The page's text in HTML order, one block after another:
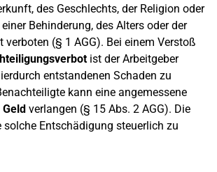
des Geschlechts, der Religion oder
Behinderung, des Alters oder der
verboten (§ 1 AGG). Bei einem Verstoß
ist der Arbeitgeber
entstandenen Schaden zu
kann eine angemessene
verlangen (§ 15 Abs. 2 AGG). Die
solche Entschädigung steuerlich zu